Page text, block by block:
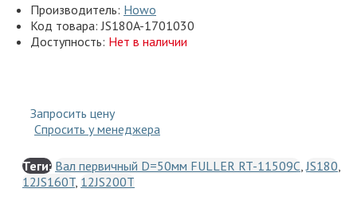
Производитель: Howo
Код товара: JS180A-1701030
Доступность: Нет в наличии
Запросить цену
Спросить у менеджера
Теги: Вал первичный D=50мм FULLER RT-11509C JS180
12JS160T, 12JS200T